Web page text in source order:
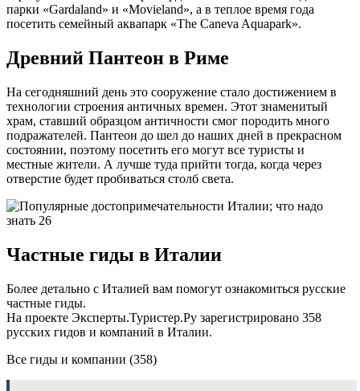
парки «Gardaland» и «Movieland», а в теплое время года
посетить семейный аквапарк «The Caneva Aquapark».
Древний Пантеон в Риме
На сегодняшний день это сооружение стало достижением в
технологии строения античных времен. Этот знаменитый
храм, ставший образцом античности смог породить много
подражателей. Пантеон до шел до наших дней в прекрасном
состоянии, поэтому посетить его могут все туристы и
местные жители. А лучше туда прийти тогда, когда через
отверстие будет пробиваться столб света.
Частные гиды в Италии
Более детально с Италией вам помогут ознакомиться русские
частные гиды.
На проекте Эксперты.Туристер.Ру зарегистрировано 358
русских гидов и компаний в Италии.
Все гиды и компании (358)